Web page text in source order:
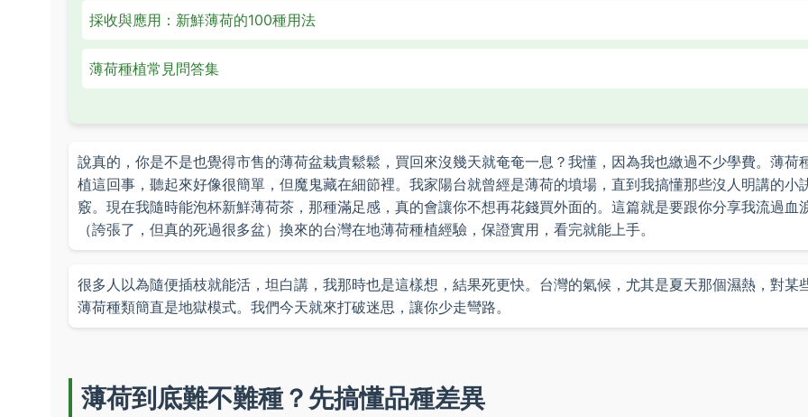
採收與應用：新鮮薄荷的100種用法
薄荷種植常見問答集
說真的，你是不是也覺得市售的薄荷盆栽貴鬆鬆，買回來沒幾天就奄奄一息？我懂，因為我也繳過不少學費。薄荷
植這回事，聽起來好像很簡單，但魔鬼藏在細節裡。我家陽台就曾經是薄荷的墳場，直到我搞懂那些沒人明講的小
竅。現在我隨時能泡杯新鮮薄荷茶，那種滿足感，真的會讓你不想再花錢買外面的。這篇就是要跟你分享我流過血
（誇張了，但真的死過很多盆）換來的台灣在地薄荷種植經驗，保證實用，看完就能上手。
很多人以為隨便插枝就能活，坦白講，我那時也是這樣想，結果死更快。台灣的氣候，尤其是夏天那個濕熱，對某
薄荷種類簡直是地獄模式。我們今天就來打破迷思，讓你少走彎路。
薄荷到底難不難種？先搞懂品種差異